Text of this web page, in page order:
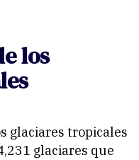
los
glaciares tropicales
glaciares que